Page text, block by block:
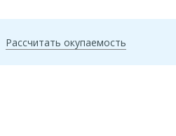
Рассчитать окупаемость